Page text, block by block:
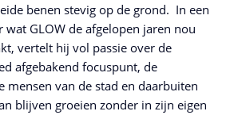
benen stevig op de grond. In een
wat GLOW de afgelopen jaren nou
vertelt hij vol passie over de
afgebakend focuspunt, de
mensen van de stad en daarbuiten
blijven groeien zonder in zijn eigen